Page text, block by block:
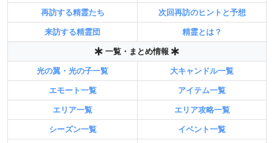
再訪する精霊たち 次回再訪のヒントと予想
来訪する精霊団 精霊とは？
一覧・まとめ情報
光の翼・光の子一覧 大キャンドル一覧
エモート一覧 アイテム一覧
エリア一覧 エリア攻略一覧
シーズン一覧 イベント一覧